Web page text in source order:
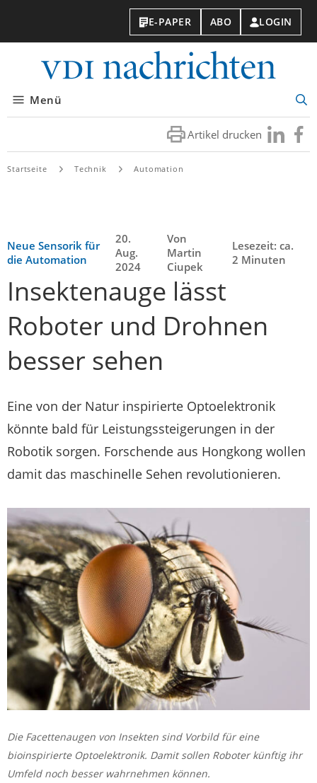
E-PAPER ABO LOGIN
Menü
Artikel drucken Besuchen
Sie
Sie
Startseite Technik Automation
Neue Sensorik für
die Automation
20.
Aug.
2024
Von
Martin
Ciupek
Lesezeit: ca.
2 Minuten
Insektenauge lässt
Roboter und Drohnen
besser sehen
Eine von der Natur inspirierte Optoelektronik
könnte bald für Leistungssteigerungen in der
Robotik sorgen. Forschende aus Hongkong wollen
damit das maschinelle Sehen revolutionieren.
Die Facettenaugen von Insekten sind Vorbild für eine
bioinspirierte Optoelektronik. Damit sollen Roboter künftig ihr
Umfeld noch besser wahrnehmen können.